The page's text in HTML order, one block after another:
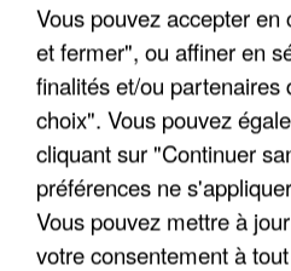
LES INTERVIEWS
FRANCE
"JE SUIS À
ENFOIRÉS"
Vous pouvez accepter
et fermer", ou affiner en
finalités et/ou partenaires
choix". Vous pouvez
cliquant sur "Continuer
préférences ne
Vous pouvez mettre à
votre consentement à